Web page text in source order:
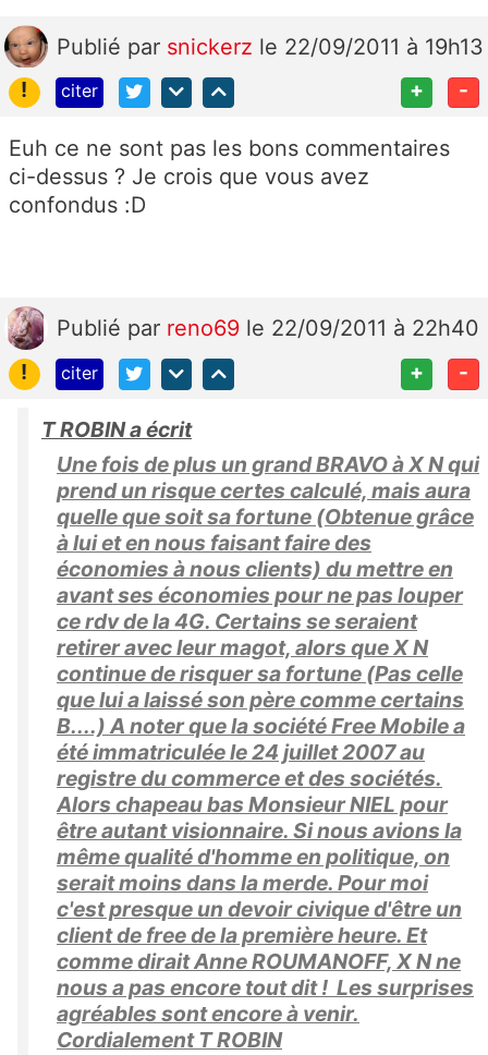
Publié par snickerz le 22/09/2011 à 19h13
!
citer + -
Euh ce ne sont pas les bons commentaires
ci-dessus ? Je crois que vous avez
confondus :D
Publié par reno69 le 22/09/2011 à 22h40
!
citer + -
T ROBIN a écrit
Une fois de plus un grand BRAVO à X N qui
prend un risque certes calculé, mais aura
quelle que soit sa fortune (Obtenue grâce
à lui et en nous faisant faire des
économies à nous clients) du mettre en
avant ses économies pour ne pas louper
ce rdv de la 4G. Certains se seraient
retirer avec leur magot, alors que X N
continue de risquer sa fortune (Pas celle
que lui a laissé son père comme certains
B....) A noter que la société Free Mobile a
été immatriculée le 24 juillet 2007 au
registre du commerce et des sociétés.
Alors chapeau bas Monsieur NIEL pour
être autant visionnaire. Si nous avions la
même qualité d'homme en politique, on
serait moins dans la merde. Pour moi
c'est presque un devoir civique d'être un
client de free de la première heure. Et
comme dirait Anne ROUMANOFF, X N ne
nous a pas encore tout dit ! Les surprises
agréables sont encore à venir.
Cordialement T ROBIN